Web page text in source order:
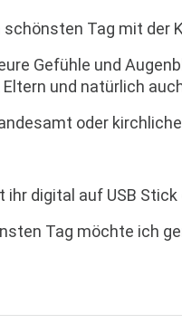
schönsten Tag mit
Gefühle und
und natürlich
oder
digital auf USB Stick
Tag möchte ich